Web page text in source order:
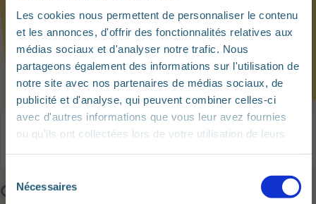
Les cookies nous permettent de personnaliser le contenu
et les annonces, d'offrir des fonctionnalités relatives aux
médias sociaux et d'analyser notre trafic. Nous
partageons également des informations sur l'utilisation de
notre site avec nos partenaires de médias sociaux, de
publicité et d'analyse, qui peuvent combiner celles-ci
avec d'autres informations que vous leur avez fournies
ou qu'ils ont collectées lors de votre utilisation de leurs
é
Nécessaires
Qui a droit au supplément
Quand le supplément
Qui a droit au supplément scolaire ?